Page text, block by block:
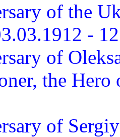
of the
-
of
the
of